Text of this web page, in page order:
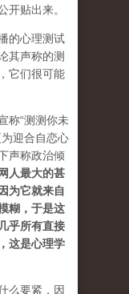
开贴出来。
的心理测试
其声称的测
它们很可能
称“测测你未
迎合自恋心
声称政治倾
人最大的甚
为它就来自
糊，于是这
乎所有直接
这是心理学
么要紧，因